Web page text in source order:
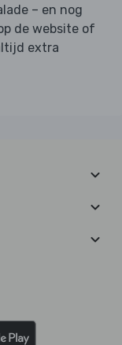
– en nog
de website of
extra